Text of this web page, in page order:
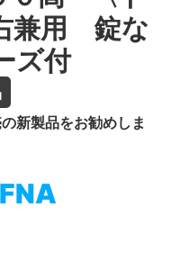
兼用 錠な
ズ付
新製品をお勧めしま